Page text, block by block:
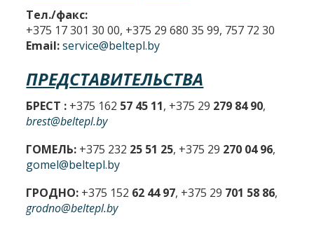
Тел./факс:
+375 17 301 30 00, +375 29 680 35 99, 757 72 30
Email: service@beltepl.by
ПРЕДСТАВИТЕЛЬСТВА
БРЕСТ : +375 162 57 45 11, +375 29 279 84 90,
brest@beltepl.by
ГОМЕЛЬ: +375 232 25 51 25, +375 29 270 04 96,
gomel@beltepl.by
ГРОДНО: +375 152 62 44 97, +375 29 701 58 86,
grodno@beltepl.by